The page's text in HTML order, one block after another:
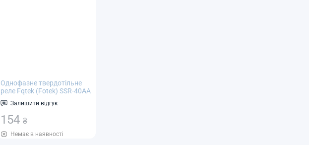
Однофазне твердотільне
реле Fqtek (Fotek) SSR-40AA
тип AC-AC, Imax 40А 24-
380В змінного струму
Залишити відгук
154 ₴
Немає в наявності